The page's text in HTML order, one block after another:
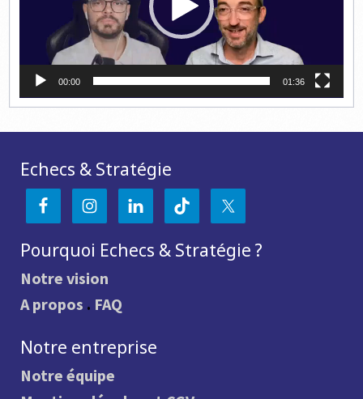
00:00 01:36
Echecs & Stratégie
Pourquoi Echecs & Stratégie ?
Notre vision
A propos . FAQ
Notre entreprise
Notre équipe